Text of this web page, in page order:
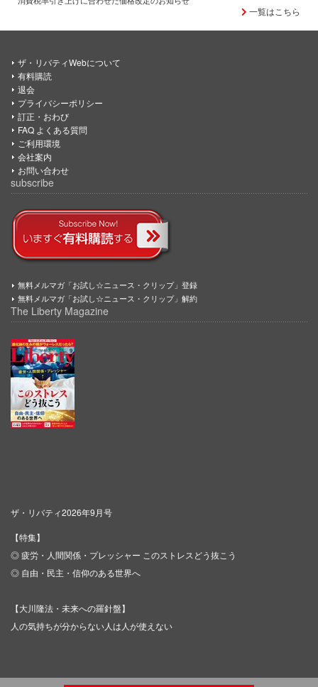
一覧はこちら
ザ・リバティWebについて
有料購読
退会
プライバシーポリシー
訂正・おわび
FAQ よくある質問
ご利用環境
会社案内
お問い合わせ
subscribe
無料メルマガ「お試し☆ニュース・クリップ」登録
無料メルマガ「お試し☆ニュース・クリップ」解約
The Liberty Magazine
ザ・リバティ2026年9月号
【特集】
◎ 疲労・人間関係・プレッシャー このストレスどう抜こう
◎ 自由・民主・信仰のある世界へ
【大川隆法・未来への羅針盤】
人の気持ちが分からない人は人が使えない